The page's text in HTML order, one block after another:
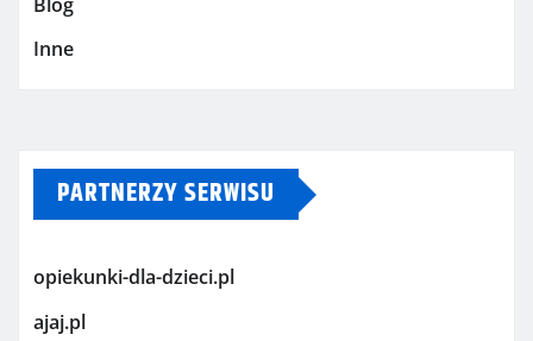
Inne
PARTNERZY SERWISU
opiekunki-dla-dzieci.pl
ajaj.pl